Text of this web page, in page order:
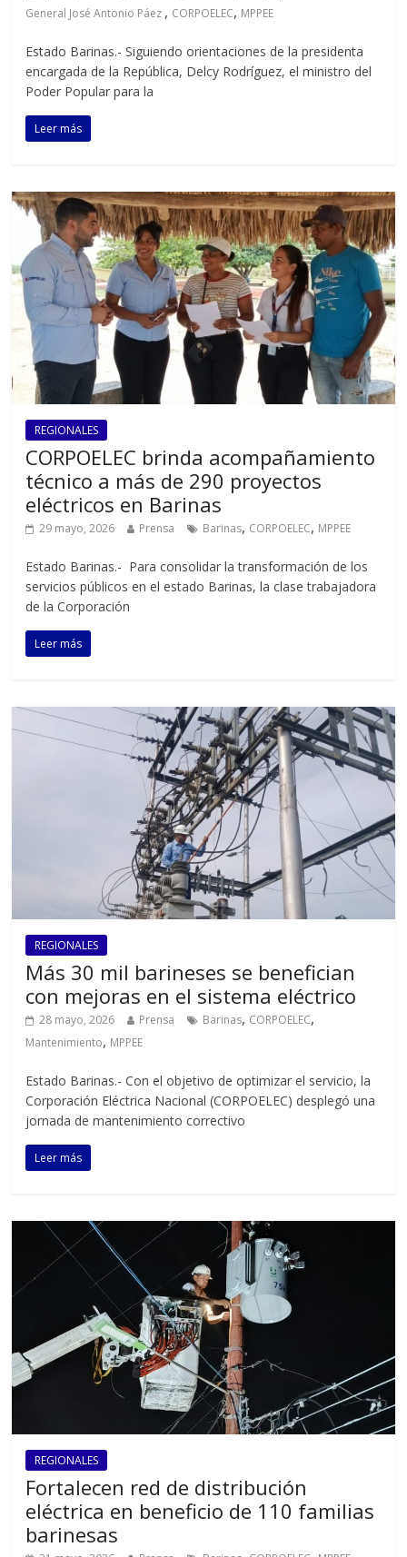
General José Antonio Páez ‎ , CORPOELEC, MPPEE
Estado Barinas.- Siguiendo orientaciones de la presidenta
encargada de la República, Delcy Rodríguez, el ministro del
Poder Popular para la
Leer más
REGIONALES
CORPOELEC brinda acompañamiento
técnico a más de 290 proyectos
eléctricos en Barinas
29 mayo, 2026 Prensa Barinas, CORPOELEC, MPPEE
Estado Barinas.- Para consolidar la transformación de los
servicios públicos en el estado Barinas, la clase trabajadora
de la Corporación
Leer más
REGIONALES
Más 30 mil barineses se benefician
con mejoras en el sistema eléctrico
28 mayo, 2026 Prensa Barinas, CORPOELEC,
Mantenimiento, MPPEE
‎‎‎Estado Barinas.- Con el objetivo de optimizar el servicio, la
Corporación Eléctrica Nacional (CORPOELEC) desplegó una
jornada de mantenimiento correctivo
Leer más
REGIONALES
Fortalecen red de distribución
eléctrica en beneficio de 110 familias
barinesas